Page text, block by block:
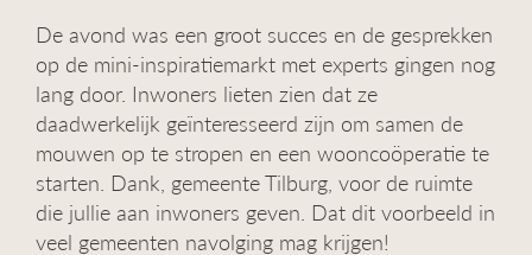
De avond was een groot succes en de gesprekken
op de mini-inspiratiemarkt met experts gingen nog
lang door. Inwoners lieten zien dat ze
daadwerkelijk geïnteresseerd zijn om samen de
mouwen op te stropen en een wooncoöperatie te
starten. Dank, gemeente Tilburg, voor de ruimte
die jullie aan inwoners geven. Dat dit voorbeeld in
veel gemeenten navolging mag krijgen!